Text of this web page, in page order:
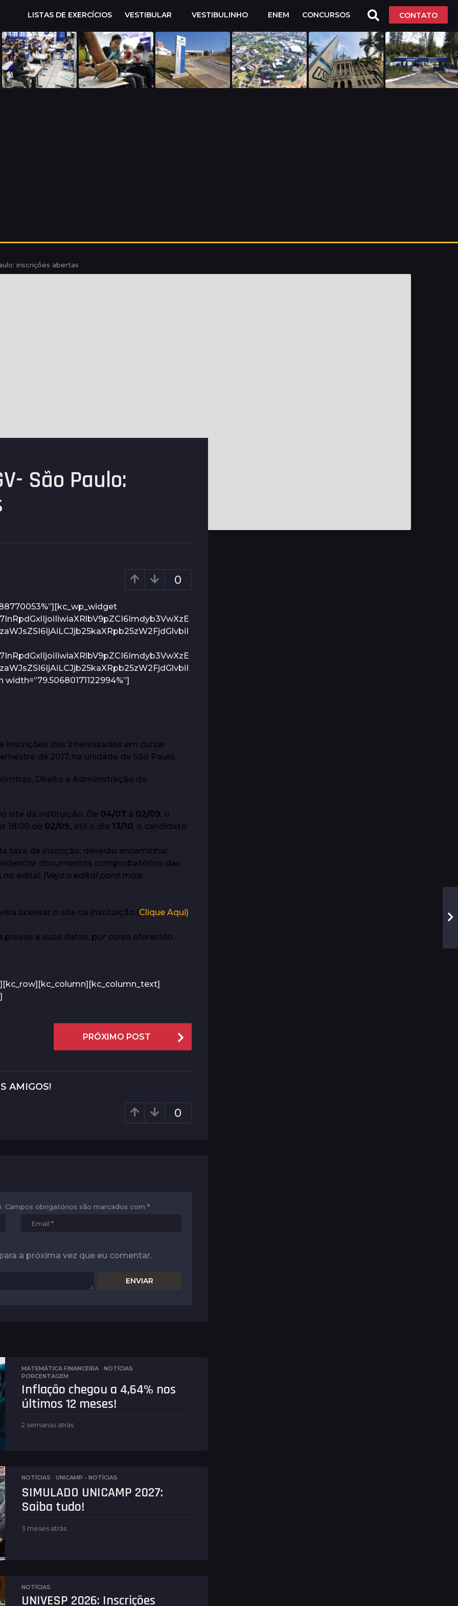
LISTAS DE EXERCÍCIOS VESTIBULAR VESTIBULINHO ENEM CONCURSOS CONTATO
inscrições abertas
São Paulo:
0
inscrições dos interessados em cursar
de 2017, na unidade de São Paulo.
Direito e Administração de
site da instituição. De 04/07 a 02/09, o
18:00 de 02/09, até o dia 13/10, o candidato
taxa de inscrição, deverão encaminhar
documentos comprobatórios das
no edital. (Veja o edital para mais
acessar o site da instituição.(Clique Aqui)
e suas datas, por curso oferecido.
PRÓXIMO POST
AMIGOS!
0
Campos obrigatórios são marcados com *
a próxima vez que eu comentar.
MATEMÁTICA FINANCEIRA ,NOTÍCIAS
PORCENTAGEM
Inflação chegou a 4,64% nos
últimos 12 meses!
2 semanas atrás
n
s
a
t
NOTÍCIAS ,UNICAMP - NOTÍCIAS
SIMULADO UNICAMP 2027:
Saiba tudo!
3 meses atrás
t
NOTÍCIAS
UNIVESP 2026: Inscrições